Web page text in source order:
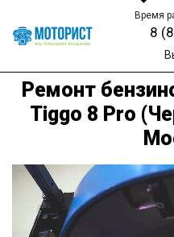
Время
8
Ремонт
Tiggo 8 Pro